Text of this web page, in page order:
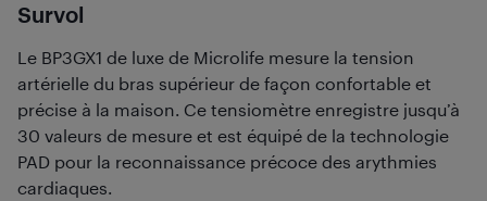
Survol
Le BP3GX1 de luxe de Microlife mesure la tension
artérielle du bras supérieur de façon confortable et
précise à la maison. Ce tensiomètre enregistre jusqu’à
30 valeurs de mesure et est équipé de la technologie
PAD pour la reconnaissance précoce des arythmies
cardiaques.